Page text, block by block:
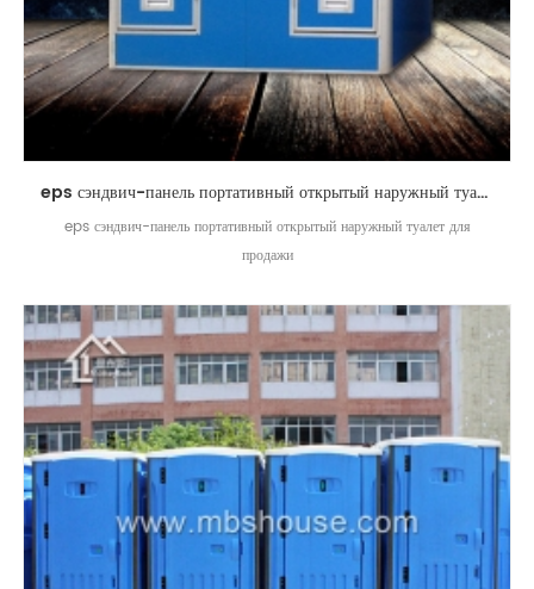
eps сэндвич-панель портативный открытый наружный туалет для продажи
eps сэндвич-панель портативный открытый наружный туалет для
продажи